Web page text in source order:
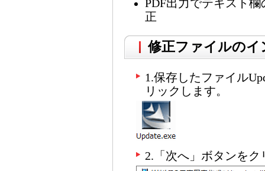
PDF出力でテキスト
正
修正ファイルのイ
1.保存したファイル
リックします。
2.「次へ」ボタンをク